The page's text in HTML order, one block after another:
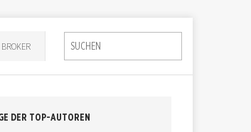
BROKER
DER TOP-AUTOREN